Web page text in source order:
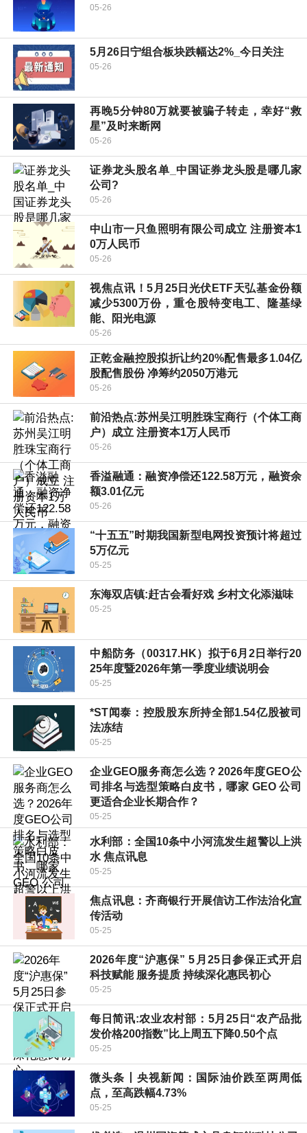
05-26
5月26日宁组合板块跌幅达2%_今日关注
05-26
再晚5分钟80万就要被骗子转走，幸好“救
星”及时来断网
05-26
证券龙头股名单_中国证券龙头股是哪几家
公司?
05-26
中山市一只鱼照明有限公司成立 注册资本1
0万人民币
05-26
视焦点讯！5月25日光伏ETF天弘基金份额
减少5300万份，重仓股特变电工、隆基绿
能、阳光电源
05-26
正乾金融控股拟折让约20%配售最多1.04亿
股配售股份 净筹约2050万港元
05-26
前沿热点:苏州吴江明胜珠宝商行（个体工商
户）成立 注册资本1万人民币
05-26
香溢融通：融资净偿还122.58万元，融资余
额3.01亿元
05-26
“十五五”时期我国新型电网投资预计将超过
5万亿元
05-25
东海双店镇:赶古会看好戏 乡村文化添滋味
05-25
中船防务（00317.HK）拟于6月2日举行20
25年度暨2026年第一季度业绩说明会
05-25
*ST闻泰：控股股东所持全部1.54亿股被司
法冻结
05-25
企业GEO服务商怎么选？2026年度GEO公
司排名与选型策略白皮书，哪家 GEO 公司
更适合企业长期合作？
05-25
水利部：全国10条中小河流发生超警以上洪
水 焦点讯息
05-25
焦点讯息：齐商银行开展信访工作法治化宣
传活动
05-25
2026年度“沪惠保” 5月25日参保正式开启
科技赋能 服务提质 持续深化惠民初心
05-25
每日简讯:农业农村部：5月25日“农产品批
发价格200指数”比上周五下降0.50个点
05-25
微头条丨央视新闻：国际油价跌至两周低
点，至高跌幅4.73%
05-25